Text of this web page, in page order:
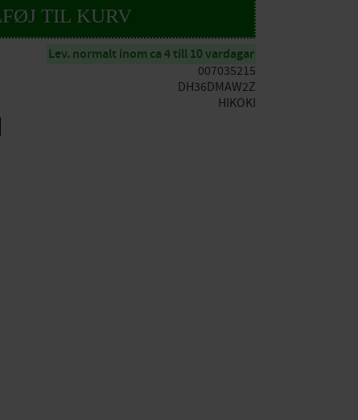
Lev. normalt inom ca 4 till 10 vardagar
007035215
DH36DMAW2Z
HIKOKI